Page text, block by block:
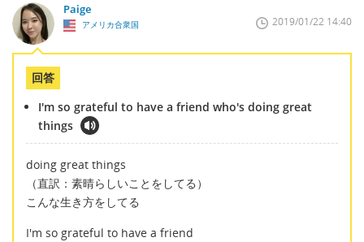
Paige
アメリカ合衆国 2019/01/22 14:40
回答
I'm so grateful to have a friend who's doing great
things
doing great things
（直訳：素晴らしいことをしてる）
こんな生き方をしてる
I'm so grateful to have a friend